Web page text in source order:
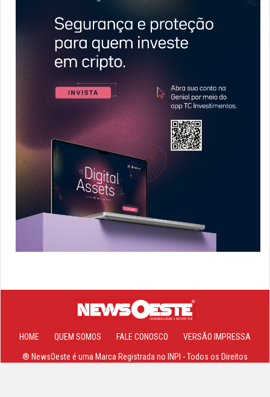
HOME QUEM SOMOS FALE CONOSCO VERSÃO IMPRESSA
® NewsOeste é uma Marca Registrada no INPI - Todos os Direitos